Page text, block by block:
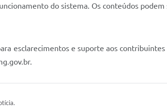
do sistema. Os conteúdos podem
esclarecimentos e suporte aos
.